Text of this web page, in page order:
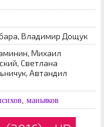
Владимир Дощук
Михаил
Светлана
Автандил
маньяков